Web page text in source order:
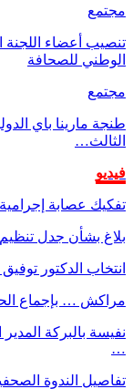
مجتمع
تنصيب أعضاء اللجنة
الوطني للصحافة
مجتمع
طنجة مارينا باي
الثالث…
فيديو
تفكيك عصابة
بلاغ بشأن جدل تنظيم
انتخاب الدكتور
مراكش … بإجماع
نفيسة بالبركة
…
تفاصيل الندوة